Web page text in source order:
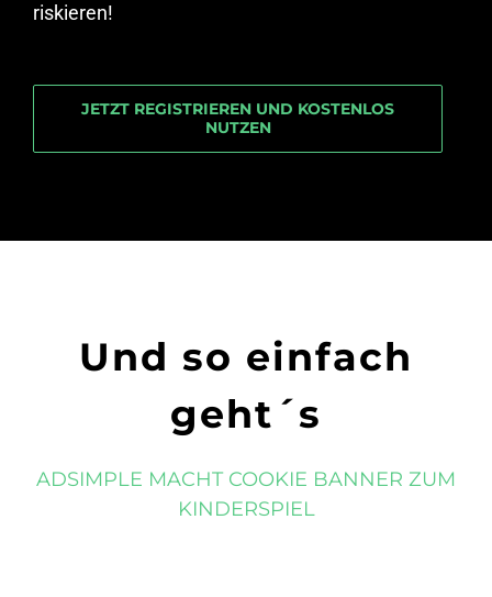
riskieren!
JETZT REGISTRIEREN UND KOSTENLOS
NUTZEN
Und so einfach
geht´s
ADSIMPLE MACHT COOKIE BANNER ZUM
KINDERSPIEL